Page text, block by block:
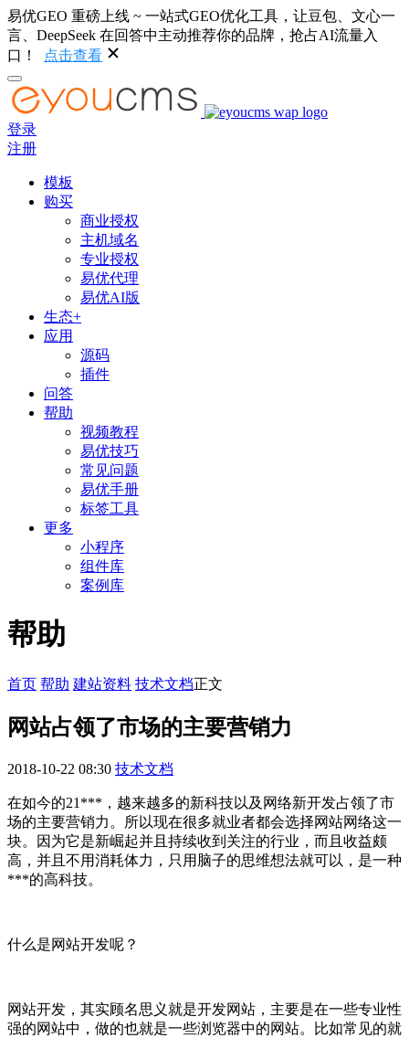
易优GEO 重磅上线 ~ 一站式GEO优化工具，让豆包、文心一
言、DeepSeek 在回答中主动推荐你的品牌，抢占AI流量入
口！
点击查看
登录
注册
模板
购买
商业授权
主机域名
专业授权
易优代理
易优AI版
生态+
应用
源码
插件
问答
帮助
视频教程
易优技巧
常见问题
易优手册
标签工具
更多
小程序
组件库
案例库
帮助
首页 帮助 建站资料 技术文档正文
网站占领了市场的主要营销力
2018-10-22 08:30 技术文档
在如今的21***，越来越多的新科技以及网络新开发占领了市
场的主要营销力。所以现在很多就业者都会选择网站网络这一
块。因为它是新崛起并且持续收到关注的行业，而且收益颇
高，并且不用消耗体力，只用脑子的思维想法就可以，是一种
***的高科技。
什么是网站开发呢？
网站开发，其实顾名思义就是开发网站，主要是在一些专业性
强的网站中，做的也就是一些浏览器中的网站。比如常见的就